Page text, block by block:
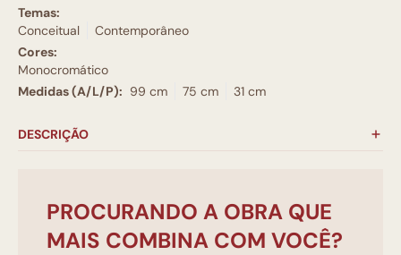
Temas:
Conceitual
Contemporâneo
Cores:
Monocromático
Medidas (A/L/P): 99 cm 75 cm 31 cm
DESCRIÇÃO
PROCURANDO A OBRA QUE
MAIS COMBINA COM VOCÊ?